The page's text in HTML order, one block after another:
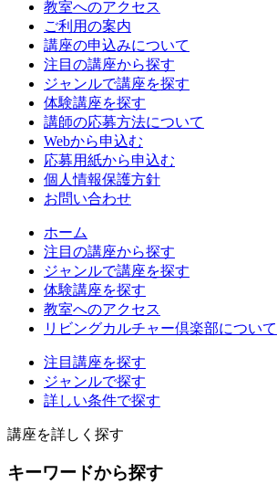
教室へのアクセス
ご利用の案内
講座の申込みについて
注目の講座から探す
ジャンルで講座を探す
体験講座を探す
講師の応募方法について
Webから申込む
応募用紙から申込む
個人情報保護方針
お問い合わせ
ホーム
注目の講座から探す
ジャンルで講座を探す
体験講座を探す
教室へのアクセス
リビングカルチャー倶楽部について
注目講座を探す
ジャンルで探す
詳しい条件で探す
講座を詳しく探す
キーワードから探す